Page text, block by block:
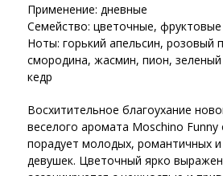
Применение: дневные
Семейство: цветочные, фруктовые
Ноты: горький апельсин, розовый
смородина, жасмин, пион,
кедр
Восхитительное благоухание
веселого аромата Moschino Funny
порадует молодых, романтичных
девушек. Цветочный ярко
Versace «Bright Crystal» 90ml